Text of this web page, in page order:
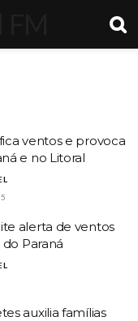
ventos e provoca
e no Litoral
alerta de ventos
Paraná
auxilia famílias